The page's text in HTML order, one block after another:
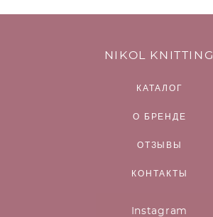
NIKOL KNITTING
КАТАЛОГ
О БРЕНДЕ
ОТЗЫВЫ
КОНТАКТЫ
Instagram